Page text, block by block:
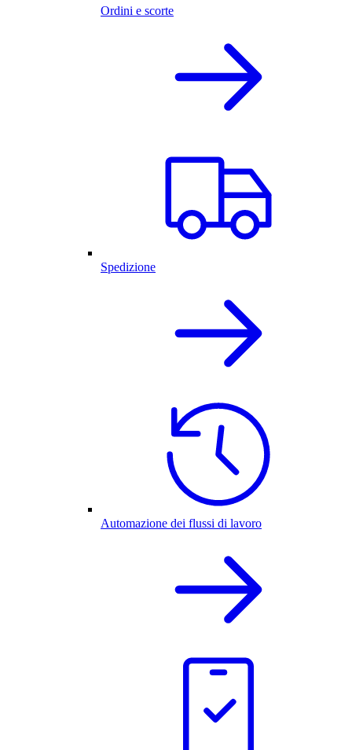
Ordini e scorte
Spedizione
Automazione dei flussi di lavoro